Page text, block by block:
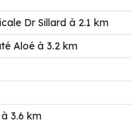
Dr Sillard à 2.1 km
Aloé à 3.2 km
3.6 km